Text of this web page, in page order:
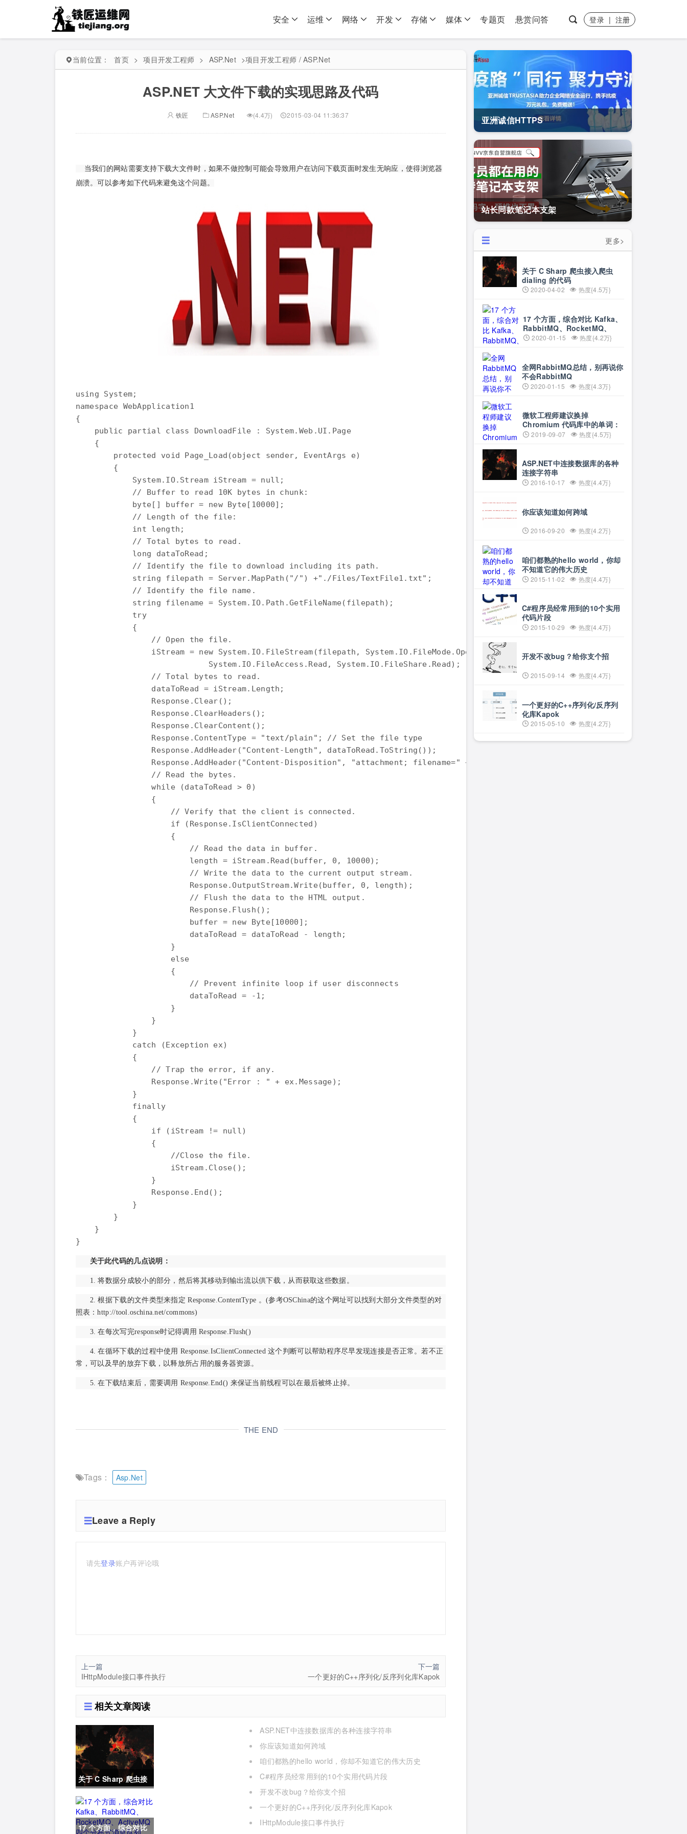
安全 运维 网络 开发 存储 媒体 专题页 悬赏问答 登录 | 注册
当前位置： 首页 > 项目开发工程师 > ASP.Net >项目开发工程师 / ASP.Net
ASP.NET 大文件下载的实现思路及代码
铁匠 ASP.Net (4.4万) 2015-03-04 11:36:37
当我们的网站需要支持下载大文件时，如果不做控制可能会导致用户在访问下载页面时发生无响应，使得浏览器
崩溃。可以参考如下代码来避免这个问题。
using System;
namespace WebApplication1
{
    public partial class DownloadFile : System.Web.UI.Page
    {
        protected void Page_Load(object sender, EventArgs e)
        {
            System.IO.Stream iStream = null;
            // Buffer to read 10K bytes in chunk:
            byte[] buffer = new Byte[10000];
            // Length of the file:
            int length;
            // Total bytes to read.
            long dataToRead;
            // Identify the file to download including its path.
            string filepath = Server.MapPath("/") +"./Files/TextFile1.txt";
            // Identify the file name.
            string filename = System.IO.Path.GetFileName(filepath);
            try
            {
                // Open the file.
                iStream = new System.IO.FileStream(filepath, System.IO.FileMode.Open,
                            System.IO.FileAccess.Read, System.IO.FileShare.Read);
                // Total bytes to read.
                dataToRead = iStream.Length;
                Response.Clear();
                Response.ClearHeaders();
                Response.ClearContent();
                Response.ContentType = "text/plain"; // Set the file type
                Response.AddHeader("Content-Length", dataToRead.ToString());
                Response.AddHeader("Content-Disposition", "attachment; filename=" + filename);
                // Read the bytes.
                while (dataToRead > 0)
                {
                    // Verify that the client is connected.
                    if (Response.IsClientConnected)
                    {
                        // Read the data in buffer.
                        length = iStream.Read(buffer, 0, 10000);
                        // Write the data to the current output stream.
                        Response.OutputStream.Write(buffer, 0, length);
                        // Flush the data to the HTML output.
                        Response.Flush();
                        buffer = new Byte[10000];
                        dataToRead = dataToRead - length;
                    }
                    else
                    {
                        // Prevent infinite loop if user disconnects
                        dataToRead = -1;
                    }
                }
            }
            catch (Exception ex)
            {
                // Trap the error, if any.
                Response.Write("Error : " + ex.Message);
            }
            finally
            {
                if (iStream != null)
                {
                    //Close the file.
                    iStream.Close();
                }
                Response.End();
            }
        }
    }
}
关于此代码的几点说明：
1. 将数据分成较小的部分，然后将其移动到输出流以供下载，从而获取这些数据。
2. 根据下载的文件类型来指定 Response.ContentType 。(参考OSChina的这个网址可以找到大部分文件类型的对
照表：http://tool.oschina.net/commons)
3. 在每次写完response时记得调用 Response.Flush()
4. 在循环下载的过程中使用 Response.IsClientConnected 这个判断可以帮助程序尽早发现连接是否正常。若不正
常，可以及早的放弃下载，以释放所占用的服务器资源。
5. 在下载结束后，需要调用 Response.End() 来保证当前线程可以在最后被终止掉。
THE END
Tags： Asp.Net
Leave a Reply
请先登录账户再评论哦
上一篇
IHttpModule接口事件执行
下一篇
一个更好的C++序列化/反序列化库Kapok
相关文章阅读
关于 C Sharp 爬虫接
入爬虫 dialing 的代
码
17 个方面，综合对比
ASP.NET中连接数据库的各种连接字符串
你应该知道如何跨域
咱们都熟的hello world，你却不知道它的伟大历史
C#程序员经常用到的10个实用代码片段
开发不改bug？给你支个招
一个更好的C++序列化/反序列化库Kapok
IHttpModule接口事件执行
亚洲诚信HTTPS
站长同款笔记本支架
更多>
关于 C Sharp 爬虫接入爬虫
dialing 的代码
2020-04-02 热度{4.5万}
17 个方面，综合对比 Kafka、
RabbitMQ、RocketMQ、
ActiveMQ 四个分布式消息队
2020-01-15 热度{4.2万}
全网RabbitMQ总结，别再说你
不会RabbitMQ
2020-01-15 热度{4.3万}
微软工程师建议换掉
Chromium 代码库中的单词：
黑名单和白名单
2019-09-07 热度{4.5万}
ASP.NET中连接数据库的各种
连接字符串
2016-10-17 热度{4.4万}
你应该知道如何跨域
2016-09-20 热度{4.2万}
咱们都熟的hello world，你却
不知道它的伟大历史
2015-11-02 热度{4.4万}
C#程序员经常用到的10个实用
代码片段
2015-10-29 热度{4.4万}
开发不改bug？给你支个招
2015-09-14 热度{4.4万}
一个更好的C++序列化/反序列
化库Kapok
2015-05-10 热度{4.2万}